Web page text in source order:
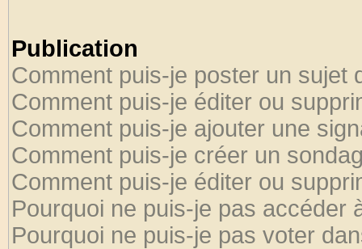
Publication
Comment puis-je poster un sujet
Comment puis-je éditer ou
Comment puis-je ajouter une
Comment puis-je créer un
Comment puis-je éditer ou
Pourquoi ne puis-je pas accéder
Pourquoi ne puis-je pas voter